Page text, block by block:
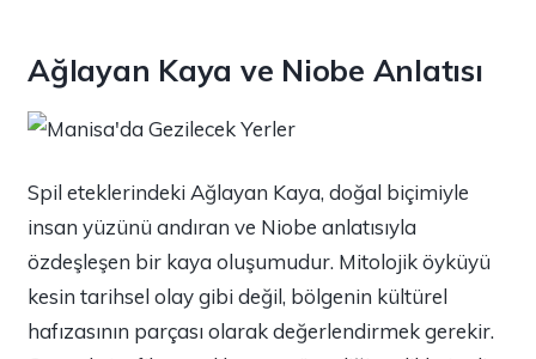
Ağlayan Kaya ve Niobe Anlatısı
Spil eteklerindeki Ağlayan Kaya, doğal biçimiyle
insan yüzünü andıran ve Niobe anlatısıyla
özdeşleşen bir kaya oluşumudur. Mitolojik öyküyü
kesin tarihsel olay gibi değil, bölgenin kültürel
hafızasının parçası olarak değerlendirmek gerekir.